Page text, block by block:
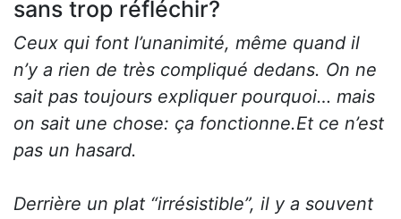
sans trop réfléchir?
Ceux qui font l’unanimité, même quand il
n’y a rien de très compliqué dedans. On ne
sait pas toujours expliquer pourquoi… mais
on sait une chose: ça fonctionne.Et ce n’est
pas un hasard.
Derrière un plat “irrésistible”, il y a souvent